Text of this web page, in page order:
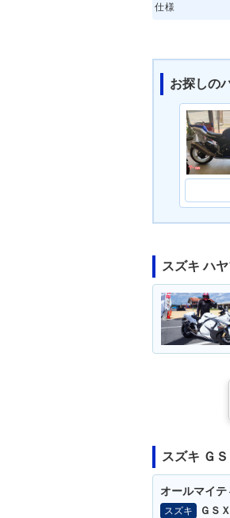
仕様
2022年
2016年
2013年
お探しの
スズキ ハ
スズキ Ｇ
オールマイテ
スズキ
ＧＳ